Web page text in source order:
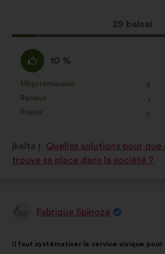
Dėl
šio
29 balsai
Pritariu
:
10 %
Mėgstamiausias
: 3
kartų
Banalus
: 1
kartų
Realus
: 2
kartų
Įkelta į
Quelles solutions pour que
trouve sa place dans la société ?
Pasiūlymas:Fabrique Spinoza
turinys:
Il faut systématiser le service civique
pasiskirstė